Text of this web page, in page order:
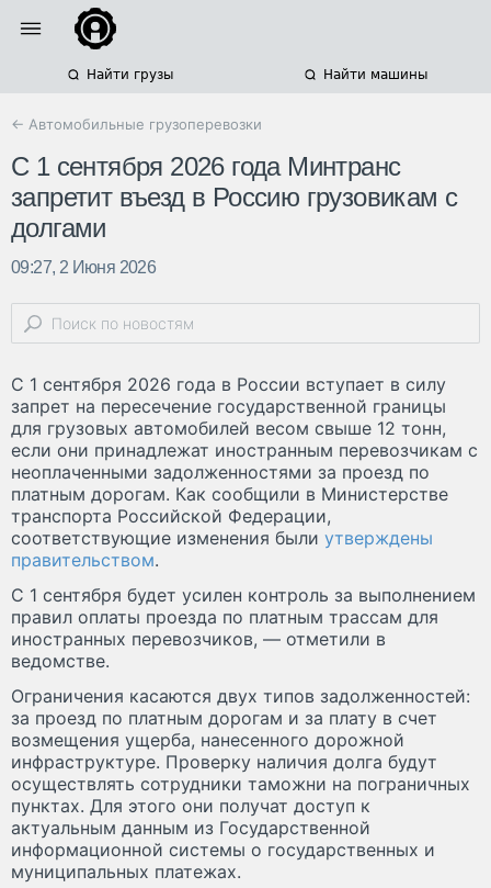
Найти грузы Найти машины
← Автомобильные грузоперевозки
С 1 сентября 2026 года Минтранс
запретит въезд в Россию грузовикам с
долгами
09:27, 2 Июня 2026
С 1 сентября 2026 года в России вступает в силу
запрет на пересечение государственной границы
для грузовых автомобилей весом свыше 12 тонн,
если они принадлежат иностранным перевозчикам с
неоплаченными задолженностями за проезд по
платным дорогам. Как сообщили в Министерстве
транспорта Российской Федерации,
соответствующие изменения были утверждены
правительством.
С 1 сентября будет усилен контроль за выполнением
правил оплаты проезда по платным трассам для
иностранных перевозчиков, — отметили в
ведомстве.
Ограничения касаются двух типов задолженностей:
за проезд по платным дорогам и за плату в счет
возмещения ущерба, нанесенного дорожной
инфраструктуре. Проверку наличия долга будут
осуществлять сотрудники таможни на пограничных
пунктах. Для этого они получат доступ к
актуальным данным из Государственной
информационной системы о государственных и
муниципальных платежах.